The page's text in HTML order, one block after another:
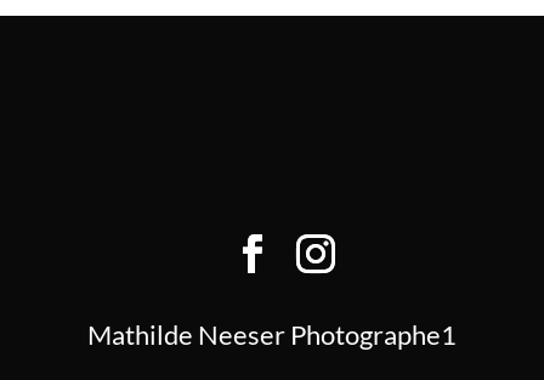
Mathilde Neeser Photographe1